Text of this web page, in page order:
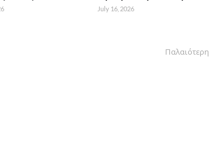
July 16, 2026
Παλαιότερη